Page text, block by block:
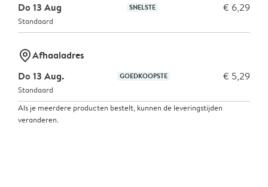
Do 13 Aug
SNELSTE € 6,29
Standaard
marker-pinAfhaaladres
Do 13 Aug.
GOEDKOOPSTE € 5,29
Standaard
Als je meerdere producten bestelt, kunnen de leveringstijden
veranderen.